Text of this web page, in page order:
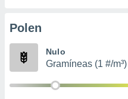
e
mediante
Polen
Nulo
Gramíneas (1 #/m³)